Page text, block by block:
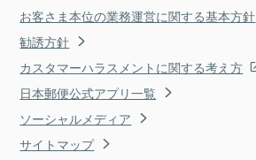
お客さま本位の業務運営に関する基本方針
勧誘方針
カスタマーハラスメントに関する考え方
日本郵便公式アプリ一覧
ソーシャルメディア
サイトマップ